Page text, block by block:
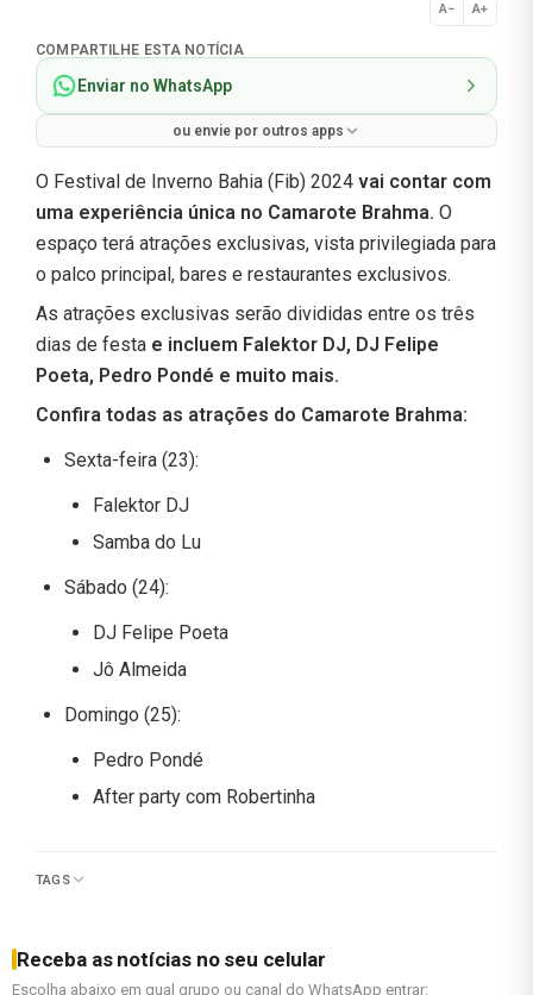
A− A+
Normal
COMPARTILHE ESTA NOTÍCIA
Enviar no WhatsApp
ou envie por outros apps
O Festival de Inverno Bahia (Fib) 2024 vai contar com
uma experiência única no Camarote Brahma. O
espaço terá atrações exclusivas, vista privilegiada para
o palco principal, bares e restaurantes exclusivos.
As atrações exclusivas serão divididas entre os três
dias de festa e incluem Falektor DJ, DJ Felipe
Poeta, Pedro Pondé e muito mais.
Confira todas as atrações do Camarote Brahma:
Sexta-feira (23):
Falektor DJ
Samba do Lu
Sábado (24):
DJ Felipe Poeta
Jô Almeida
Domingo (25):
Pedro Pondé
After party com Robertinha
TAGS
Receba as notícias no seu celular
Escolha abaixo em qual grupo ou canal do WhatsApp entrar: